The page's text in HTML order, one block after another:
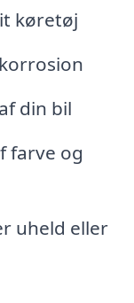
køretøj
din bil
farve og
uheld eller